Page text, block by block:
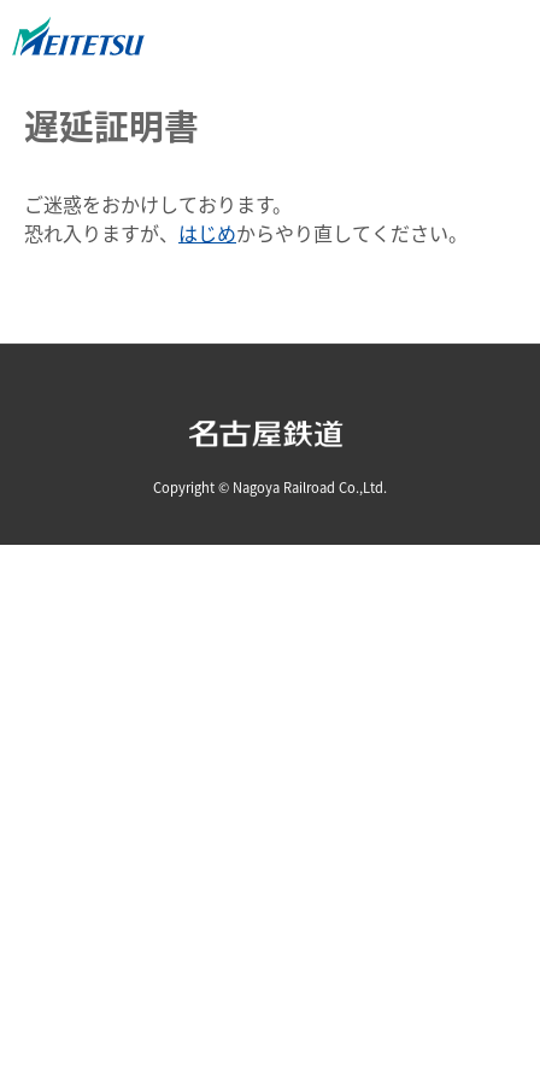
遅延証明書
ご迷惑をおかけしております。
恐れ入りますが、 はじめからやり直してください。
Copyright © Nagoya Railroad Co.,Ltd.